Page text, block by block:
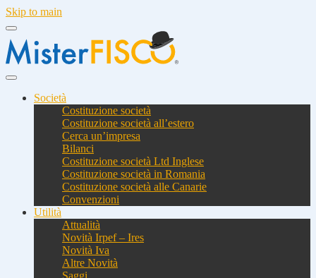
Skip to main
Società
Costituzione società
Costituzione società all’estero
Cerca un’impresa
Bilanci
Costituzione società Ltd Inglese
Costituzione società in Romania
Costituzione società alle Canarie
Convenzioni
Utilità
Attualità
Novità Irpef – Ires
Novità Iva
Altre Novità
Saggi